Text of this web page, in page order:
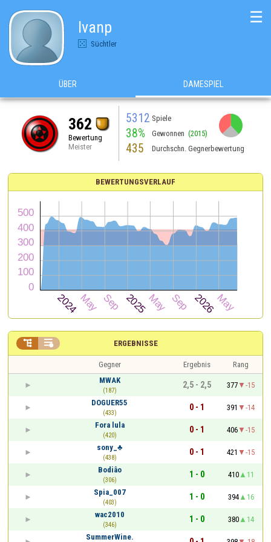
Ivanp
Süchtler
☰
ÜBER DAMESPIEL
362
Bewertung
Meister
5312 Spiele
38% Gewonnen (2015)
435 Durchschn. Gegnerbewertung
BEWERTUNGSVERLAUF
ERGEBNISSE
 
Gegner Ergebnis
Rang
MWAK
(187)
2,5 - 2,5 377
-15
DOGUER55
(433)
0 - 1 391
-14
Fora lula
(420)
0 - 1 406
-15
sony_♣
(438)
0 - 1 421
-15
Bodiâo
(306)
1 - 0 410
11
Spia_007
(403)
1 - 0 394
16
wac2010
(346)
1 - 0 380
14
SummerWine.